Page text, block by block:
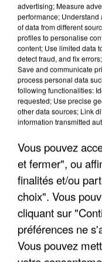
UN SECOND
INTERPELLÉ EN
advertising; Measure
performance;
of data from different
profiles to personalise
content; Use limited data
detect fraud, and fix
Save and communicate
process personal data
following functionalities:
requested; Use precise
other data sources; Link
information transmitted
Vous pouvez
et fermer", ou
finalités et/ou
choix". Vous
cliquant sur
préférences ne
Vous pouvez